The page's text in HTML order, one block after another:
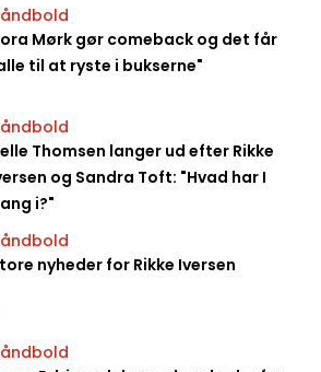
Mørk gør comeback og det får
til at ryste i bukserne"
Thomsen langer ud efter Rikke
og Sandra Toft: "Hvad har I
i?"
nyheder for Rikke Iversen